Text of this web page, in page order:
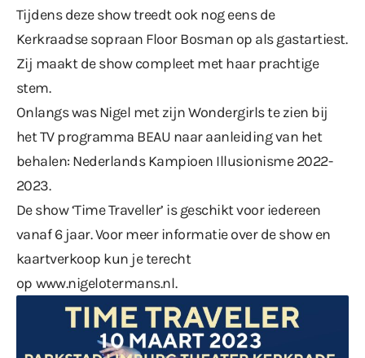
Tijdens deze show treedt ook nog eens de
Kerkraadse sopraan Floor Bosman op als gastartiest.
Zij maakt de show compleet met haar prachtige
stem.
Onlangs was Nigel met zijn Wondergirls te zien bij
het TV programma BEAU naar aanleiding van het
behalen: Nederlands Kampioen Illusionisme 2022-
2023.
De show ‘Time Traveller’ is geschikt voor iedereen
vanaf 6 jaar. Voor meer informatie over de show en
kaartverkoop kun je terecht
op www.nigelotermans.nl.